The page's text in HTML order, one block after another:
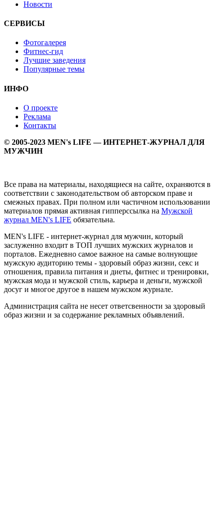
Новости
СЕРВИСЫ
Фотогалерея
Фитнес-гид
Лучшие заведения
Популярные темы
ИНФО
О проекте
Реклама
Контакты
© 2005-2023 MEN's LIFE — ИНТЕРНЕТ-ЖУРНАЛ ДЛЯ
МУЖЧИН
Все права на материалы, находящиеся на сайте, охраняются в
соответствии с законодательством об авторском праве и
смежных правах. При полном или частичном использовании
материалов прямая активная гипперссылка на Мужской
журнал MEN's LIFE обязательна.
MEN's LIFE - интернет-журнал для мужчин, который
заслуженно входит в ТОП лучших мужских журналов и
порталов. Ежедневно самое важное на самые волнующие
мужскую аудиторию темы - здоровый образ жизни, секс и
отношения, правила питания и диеты, фитнес и тренировки,
мужская мода и мужской стиль, карьера и деньги, мужской
досуг и многое другое в нашем мужском журнале.
Администрация сайта не несет ответсвенности за здоровый
образ жизни и за содержание рекламных объявлений.